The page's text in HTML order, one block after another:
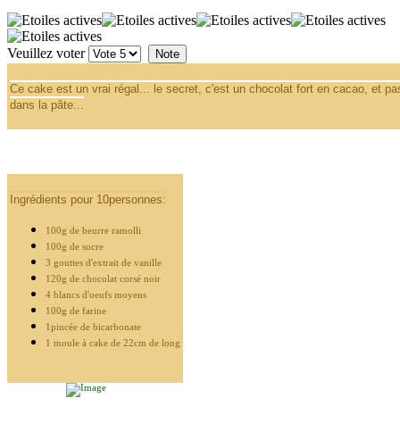
Veuillez voter
Ce cake est un vrai régal... le secret, c'est un chocolat fort en cacao, et
dans la pâte...
Ingrédients pour 10personnes:
100g de beurre ramolli
100g de sucre
3 gouttes d'extrait de vanille
120g de chocolat corsé noir
4 blancs d'oeufs moyens
100g de farine
1pincée de bicarbonate
1 moule à cake de 22cm de long